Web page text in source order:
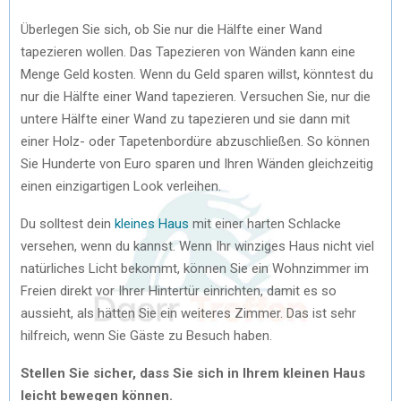
Überlegen Sie sich, ob Sie nur die Hälfte einer Wand
tapezieren wollen. Das Tapezieren von Wänden kann eine
Menge Geld kosten. Wenn du Geld sparen willst, könntest du
nur die Hälfte einer Wand tapezieren. Versuchen Sie, nur die
untere Hälfte einer Wand zu tapezieren und sie dann mit
einer Holz- oder Tapetenbordüre abzuschließen. So können
Sie Hunderte von Euro sparen und Ihren Wänden gleichzeitig
einen einzigartigen Look verleihen.
Du solltest dein kleines Haus mit einer harten Schlacke
versehen, wenn du kannst. Wenn Ihr winziges Haus nicht viel
natürliches Licht bekommt, können Sie ein Wohnzimmer im
Freien direkt vor Ihrer Hintertür einrichten, damit es so
aussieht, als hätten Sie ein weiteres Zimmer. Das ist sehr
hilfreich, wenn Sie Gäste zu Besuch haben.
Stellen Sie sicher, dass Sie sich in Ihrem kleinen Haus
leicht bewegen können.